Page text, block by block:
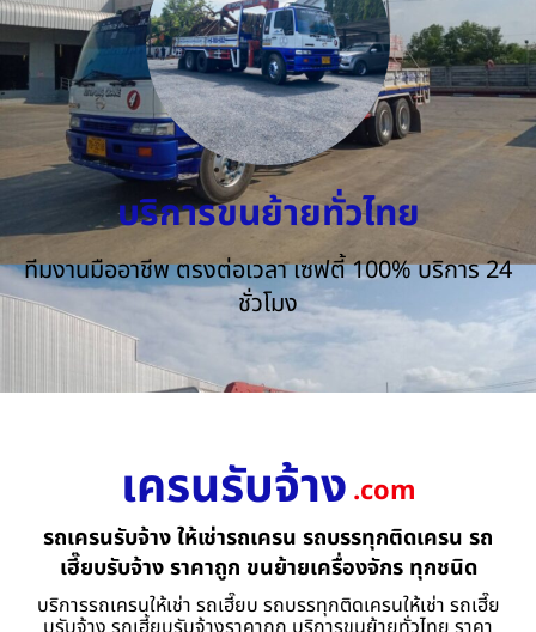
บริการขนย้ายทั่วไทย
ทีมงานมืออาชีพ ตรงต่อเวลา เซฟตี้ 100% บริการ 24
ชั่วโมง
เครนรับจ้าง .com
รถเครนรับจ้าง ให้เช่ารถเครน รถบรรทุกติดเครน รถ
เฮี๊ยบรับจ้าง ราคาถูก ขนย้ายเครื่องจักร ทุกชนิด
บริการรถเครนให้เช่า รถเฮี๊ยบ รถบรรทุกติดเครนให้เช่า รถเฮี๊ย